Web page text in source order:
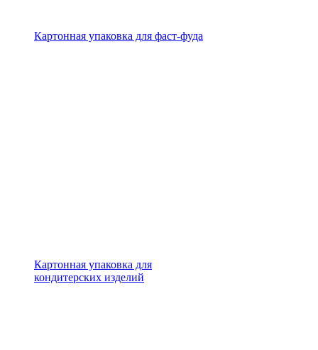
Картонная упаковка для фаст-фуда
Картонная упаковка для
кондитерских изделий